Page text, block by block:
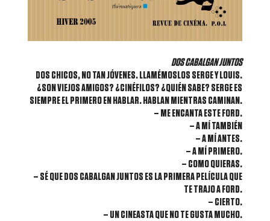
DOS CABALGAN JUNTOS
DOS CHICOS, NO TAN JÓVENES. LLAMÉMOSLOS SERGE Y LOUIS.
¿SON VIEJOS AMIGOS? ¿CINÉFILOS? ¿QUIÉN SABE? SERGE ES
SIEMPRE EL PRIMERO EN HABLAR. HABLAN MIENTRAS CAMINAN.
– ME ENCANTA ESTE FORD.
– A MÍ TAMBIÉN
– A MÍ ANTES.
– A MÍ PRIMERO.
– COMO QUIERAS.
– SÉ QUE DOS CABALGAN JUNTOS ES LA PRIMERA PELÍCULA QUE
TE TRAJO A FORD.
– CIERTO.
– UN CINEASTA QUE NO TE GUSTA MUCHO.